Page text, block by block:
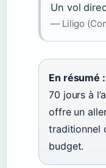
Un vol
— Liligo
En résumé :
70 jours à
offre un
traditionnel
budget.